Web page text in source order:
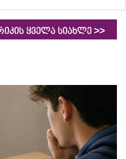
ყველა სიახლე >>